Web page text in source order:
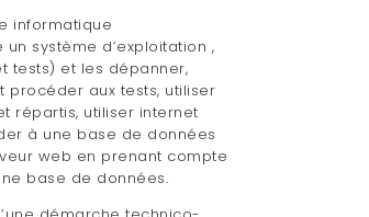
informatique
système d’exploitation ,
tests) et les dépanner,
procéder aux tests, utiliser
répartis, utiliser internet
à une base de données
web en prenant compte
base de données.